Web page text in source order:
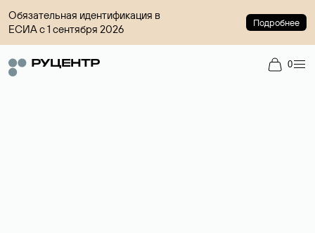
Обязательная идентификация в
ЕСИА с 1 сентября 2026
Подробнее
0